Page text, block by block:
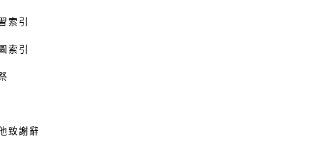
索引
索引
致謝辭